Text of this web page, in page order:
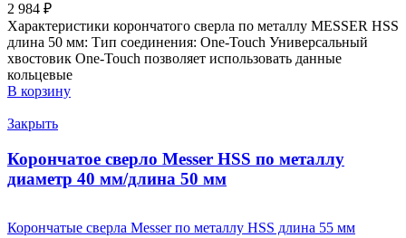
2 984 ₽
Характеристики корончатого сверла по металлу MESSER HSS
длина 50 мм: Тип соединения: One-Touch Универсальный
хвостовик Оne-Touch позволяет использовать данные
кольцевые
В корзину
Закрыть
Корончатое сверло Messer HSS по металлу
диаметр 40 мм/длина 50 мм
Корончатые сверла Messer по металлу HSS длина 55 мм